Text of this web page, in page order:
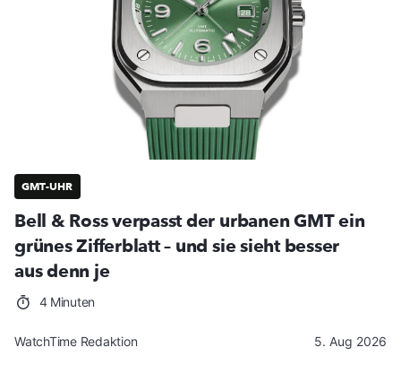
GMT-UHR
Bell & Ross verpasst der urbanen GMT ein
grünes Zifferblatt – und sie sieht besser
aus denn je
4 Minuten
WatchTime Redaktion 5. Aug 2026